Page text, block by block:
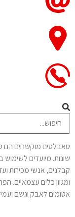
טאבלטים מוקשחים הם
שונות. מיועדים
קבלנים, אנשי מכירות
ומגוון כלים עצמאיים.
אטומים לאבק וגשם